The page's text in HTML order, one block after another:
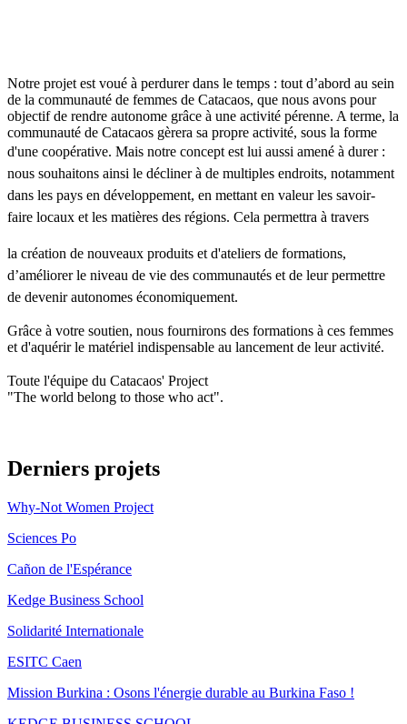
Notre projet est voué à perdurer dans le temps : tout d’abord au sein
de la communauté de femmes de Catacaos, que nous avons pour
objectif de rendre autonome grâce à une activité pérenne. A terme, la
communauté de Catacaos gèrera sa propre activité, sous la forme
d'une coopérative. Mais notre concept est lui aussi amené à durer :
nous souhaitons ainsi le décliner à de multiples endroits, notamment
dans les pays en développement, en mettant en valeur les savoir-
faire locaux et les matières des régions. Cela permettra à travers
la création de nouveaux produits et d'ateliers de formations,
d’améliorer le niveau de vie des communautés et de leur permettre
de devenir autonomes économiquement.
Grâce à votre soutien, nous fournirons des formations à ces femmes
et d'aquérir le matériel indispensable au lancement de leur activité.
Toute l'équipe du Catacaos' Project
"The world belong to those who act".
Derniers projets
Why-Not Women Project
Sciences Po
Cañon de l'Espérance
Kedge Business School
Solidarité Internationale
ESITC Caen
Mission Burkina : Osons l'énergie durable au Burkina Faso !